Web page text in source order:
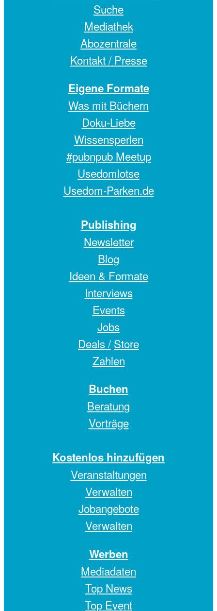
Suche
Mediathek
Abozentrale
Kontakt / Presse
Eigene Formate
Was mit Büchern
Doku-Liebe
Wissensperlen
#pubnpub Meetup
Usedomlotse
Usedom-Parken.de
Publishing
Newsletter
Blog
Ideen & Formate
Interviews
Events
Jobs
Deals / Store
Zahlen
Buchen
Beratung
Vorträge
Kostenlos hinzufügen
Veranstaltungen
Verwalten
Jobangebote
Verwalten
Werben
Mediadaten
Top News
Top Event